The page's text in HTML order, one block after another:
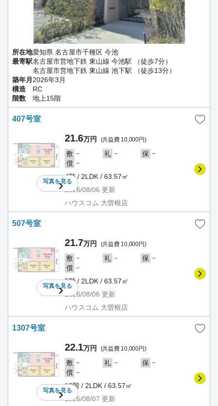
所在地愛知県 名古屋市千種区 今池
最寄駅名古屋市営地下鉄 東山線 今池駅 （徒歩7分）
名古屋市営地下鉄 東山線 池下駅 （徒歩13分）
築年月 2026年3月
構造
RC
階数
地上15階
407号室
写真を見る
21.6万円 (共益費 10,000円)
敷 － 礼 － 保 －
償 －
4階 / 2LDK / 63.57㎡
2026/08/06 更新
ハウスコム 大曽根店
507号室
写真を見る
21.7万円 (共益費 10,000円)
敷 － 礼 － 保 －
償 －
5階 / 2LDK / 63.57㎡
2026/08/06 更新
ハウスコム 大曽根店
1307号室
写真を見る
22.1万円 (共益費 10,000円)
敷 － 礼 － 保 －
償 －
13階 / 2LDK / 63.57㎡
2026/08/07 更新